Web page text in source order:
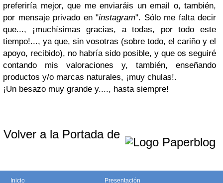
preferiría mejor, que me enviaráis un email o, también,
por mensaje privado en "instagram". Sólo me falta decir
que..., ¡muchísimas gracias, a todas, por todo este
tiempo!..., ya que, sin vosotras (sobre todo, el cariño y el
apoyo, recibido), no habría sido posible, y que os seguiré
contando mis valoraciones y, también, enseñando
productos y/o marcas naturales, ¡muy chulas!.
¡Un besazo muy grande y...., hasta siempre!
Volver a la Portada de
Inicio Presentación